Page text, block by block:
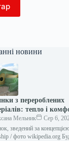
новини
з перероблених
тепло і
витрат
Мельник
Сер 6,
зведений за
/ ​​​​​​фото wikipedia.org